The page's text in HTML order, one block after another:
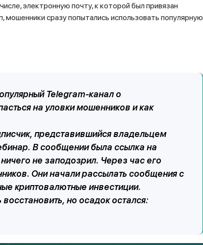
электронную почту, к которой был привязан
сразу попытались использовать популярную
Telegram-канал о
на уловки мошенников и как
представившийся владельцем
В сообщении была ссылка на
не заподозрил. Через час его
Они начали рассылать сообщения с
криптовалютные инвестиции.
но осадок остался: